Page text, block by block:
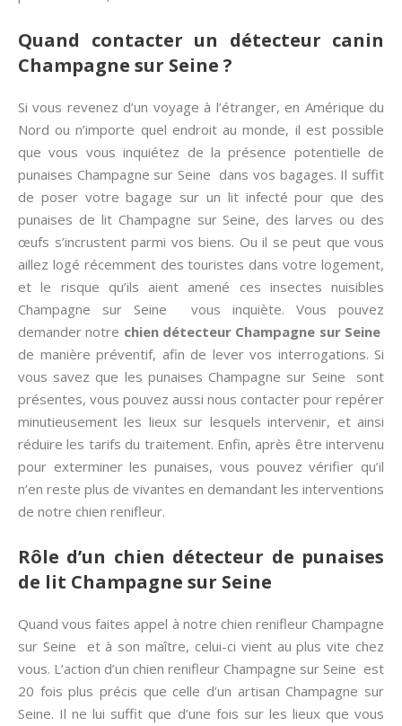
Quand contacter un détecteur canin
Champagne sur Seine ?
Si vous revenez d’un voyage à l’étranger, en Amérique du
Nord ou n’importe quel endroit au monde, il est possible
que vous vous inquiétez de la présence potentielle de
punaises Champagne sur Seine dans vos bagages. Il suffit
de poser votre bagage sur un lit infecté pour que des
punaises de lit Champagne sur Seine, des larves ou des
œufs s’incrustent parmi vos biens. Ou il se peut que vous
aillez logé récemment des touristes dans votre logement,
et le risque qu’ils aient amené ces insectes nuisibles
Champagne sur Seine vous inquiète. Vous pouvez
demander notre chien détecteur Champagne sur Seine
de manière préventif, afin de lever vos interrogations. Si
vous savez que les punaises Champagne sur Seine sont
présentes, vous pouvez aussi nous contacter pour repérer
minutieusement les lieux sur lesquels intervenir, et ainsi
réduire les tarifs du traitement. Enfin, après être intervenu
pour exterminer les punaises, vous pouvez vérifier qu’il
n’en reste plus de vivantes en demandant les interventions
de notre chien renifleur.
Rôle d’un chien détecteur de punaises
de lit Champagne sur Seine
Quand vous faites appel à notre chien renifleur Champagne
sur Seine et à son maître, celui-ci vient au plus vite chez
vous. L’action d’un chien renifleur Champagne sur Seine est
20 fois plus précis que celle d’un artisan Champagne sur
Seine. Il ne lui suffit que d’une fois sur les lieux que vous